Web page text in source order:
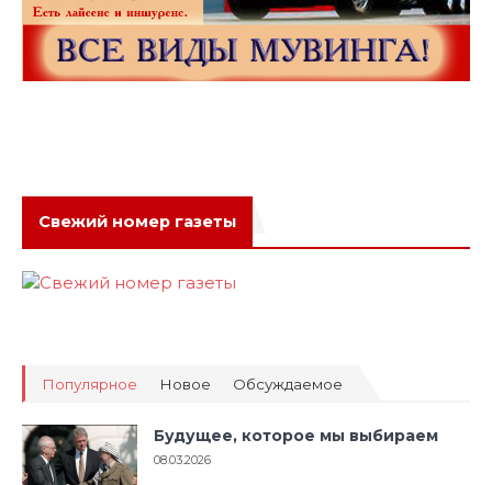
Свежий номер газеты
Популярное Новое Обсуждаемое
Будущее, которое мы выбираем
08.03.2026